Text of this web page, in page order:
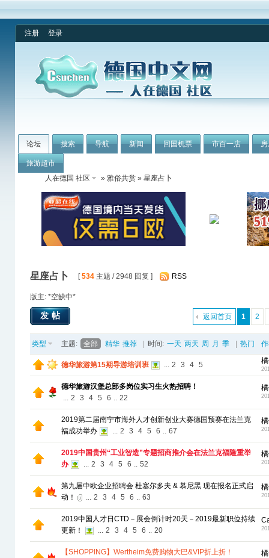
注册 登录
论坛 搜索 导航 新闻 回国机票 市百一店
旅游超市
人在德国 社区
» 雅俗共赏 » 星座占卜
星座占卜 [534 主题 / 2948 回复 ] RSS
版主: *空缺中*
1 2
返回首页
发帖
类型 主题: 全部 精华 推荐 时间: 一天 两天 周 月 季 热门
德华旅游第15期导游培训班 ... 2 3 4 5
德华旅游汉堡总部多岗位实习生火热招聘！
... 2 3 4 5 6 .. 22
2019第二届南宁市海外人才创新创业大赛德国预赛在法兰克
福成功举办
... 2 3 4 5 6 .. 67
2019中国贵州“工业智造”专题招商推介会在法兰克福隆重举
办
... 2 3 4 5 6 .. 52
第九届中欧企业招聘会 杜塞尔多夫 & 慕尼黑 现在报名正式启
动！
... 2 3 4 5 6 .. 63
2019中国人才日CTD－展会倒计时20天－2019最新职位持续
更新！
... 2 3 4 5 6 .. 20
【SHOPPING】Wertheim免费购物大巴&VIP折上折！